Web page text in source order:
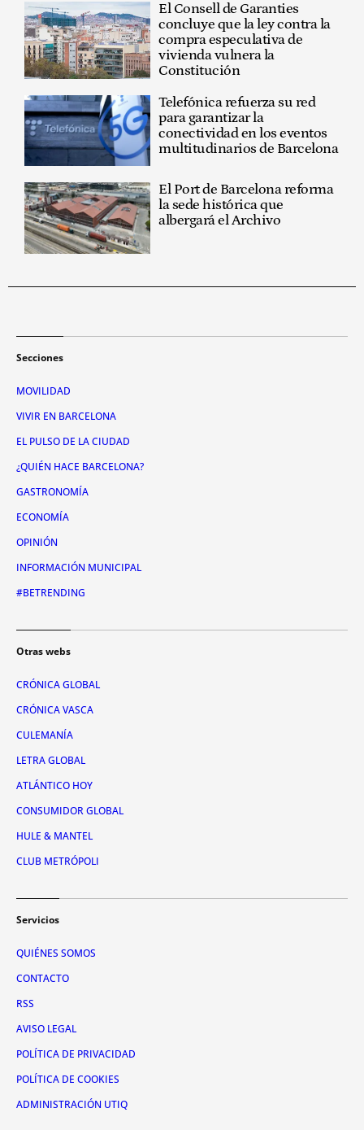
El Consell de Garanties
concluye que la ley contra la
compra especulativa de
vivienda vulnera la
Constitución
Telefónica refuerza su red
para garantizar la
conectividad en los eventos
multitudinarios de Barcelona
El Port de Barcelona reforma
la sede histórica que
albergará el Archivo
Secciones
MOVILIDAD
VIVIR EN BARCELONA
EL PULSO DE LA CIUDAD
¿QUIÉN HACE BARCELONA?
GASTRONOMÍA
ECONOMÍA
OPINIÓN
INFORMACIÓN MUNICIPAL
#BETRENDING
Otras webs
CRÓNICA GLOBAL
CRÓNICA VASCA
CULEMANÍA
LETRA GLOBAL
ATLÁNTICO HOY
CONSUMIDOR GLOBAL
HULE & MANTEL
CLUB METRÓPOLI
Servicios
QUIÉNES SOMOS
CONTACTO
RSS
AVISO LEGAL
POLÍTICA DE PRIVACIDAD
POLÍTICA DE COOKIES
ADMINISTRACIÓN UTIQ